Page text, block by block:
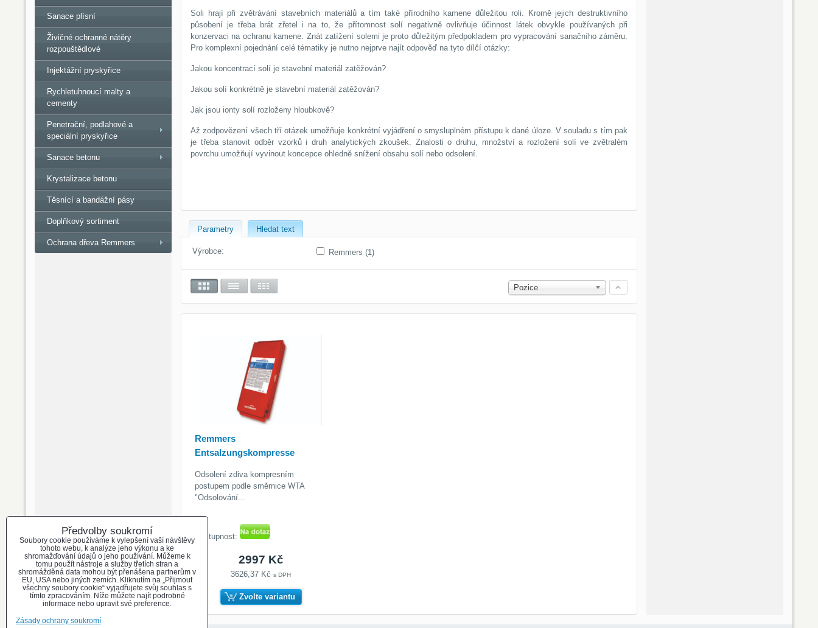
Soli hrají při zvětrávání stavebních materiálů a tím také přírodního kamene důležitou roli. Kromě jejich destruktivního
působení je třeba brát zřetel i na to, že přítomnost solí negativně ovlivňuje účinnost látek obvykle používaných při
konzervaci na ochranu kamene. Znát zatížení solemi je proto důležitým předpokladem pro vypracování sanačního záměru.
Pro komplexní pojednání celé tématiky je nutno nejprve najít odpověď na tyto dílčí otázky:
Jakou koncentrací solí je stavební materiál zatěžován?
Jakou solí konkrétně je stavební materiál zatěžován?
Jak jsou ionty solí rozloženy hloubkově?
Až zodpovězení všech tří otázek umožňuje konkrétní vyjádření o smysluplném přístupu k dané úloze. V souladu s tím pak
je třeba stanovit odběr vzorků i druh analytických zkoušek. Znalosti o druhu, množství a rozložení solí ve zvětralém
povrchu umožňují vyvinout koncepce ohledně snížení obsahu solí nebo odsolení.
Parametry Hledat text
Výrobce: Remmers (1)
Pozice
Remmers
Entsalzungskompresse
Odsolení zdiva kompresním
postupem podle směrnice WTA
"Odsolování...
Dostupnost:
2997 Kč
3626,37 Kčs DPH
Zvolte variantu
Sanace plísní
Živičné ochranné nátěry
rozpouštědlové
Injektážní pryskyřice
Rychletuhnoucí malty a
cementy
Penetrační, podlahové a
speciální pryskyřice
Sanace betonu
Krystalizace betonu
Těsnící a bandážní pásy
Doplňkový sortiment
Ochrana dřeva Remmers
Předvolby soukromí
Soubory cookie používáme k vylepšení vaší návštěvy
tohoto webu, k analýze jeho výkonu a ke
shromažďování údajů o jeho používání. Můžeme k
tomu použít nástroje a služby třetích stran a
shromážděná data mohou být přenášena partnerům v
EU, USA nebo jiných zemích. Kliknutím na „Přijmout
všechny soubory cookie“ vyjadřujete svůj souhlas s
tímto zpracováním. Níže můžete najít podrobné
informace nebo upravit své preference.
Zásady ochrany soukromí